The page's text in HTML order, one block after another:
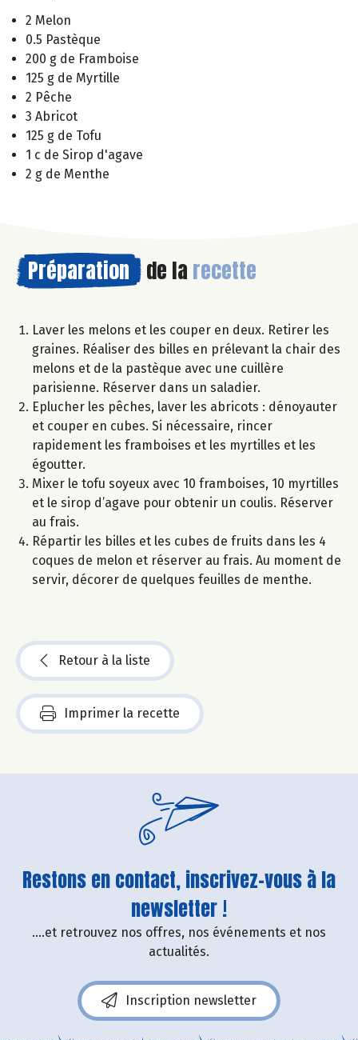
2 Melon
0.5 Pastèque
200 g de Framboise
125 g de Myrtille
2 Pêche
3 Abricot
125 g de Tofu
1 c de Sirop d'agave
2 g de Menthe
Préparation de la recette
Laver les melons et les couper en deux. Retirer les
graines. Réaliser des billes en prélevant la chair des
melons et de la pastèque avec une cuillère
parisienne. Réserver dans un saladier.
Eplucher les pêches, laver les abricots : dénoyauter
et couper en cubes. Si nécessaire, rincer
rapidement les framboises et les myrtilles et les
égoutter.
Mixer le tofu soyeux avec 10 framboises, 10 myrtilles
et le sirop d’agave pour obtenir un coulis. Réserver
au frais.
Répartir les billes et les cubes de fruits dans les 4
coques de melon et réserver au frais. Au moment de
servir, décorer de quelques feuilles de menthe.
Retour à la liste
Imprimer la recette
Restons en contact, inscrivez-vous à la
newsletter !
....et retrouvez nos offres, nos événements et nos
actualités.
Inscription newsletter